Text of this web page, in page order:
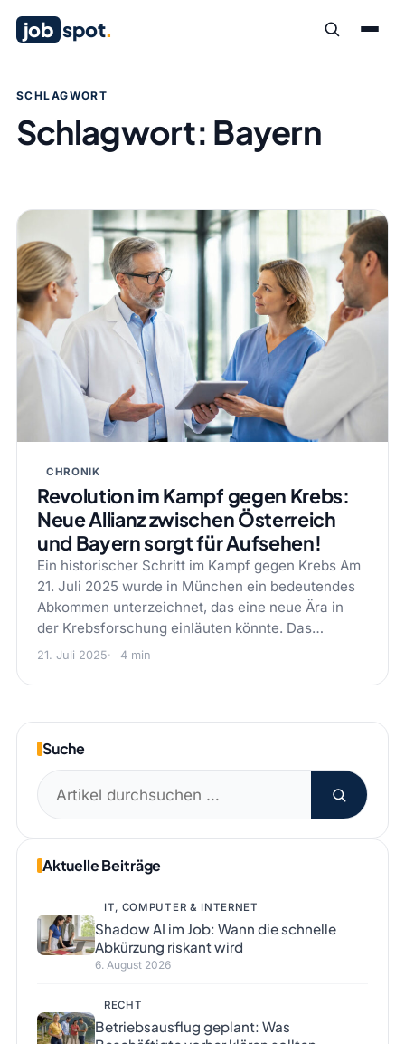
job spot.
SCHLAGWORT
Schlagwort: Bayern
CHRONIK
Revolution im Kampf gegen Krebs:
Neue Allianz zwischen Österreich
und Bayern sorgt für Aufsehen!
Ein historischer Schritt im Kampf gegen Krebs Am
21. Juli 2025 wurde in München ein bedeutendes
Abkommen unterzeichnet, das eine neue Ära in
der Krebsforschung einläuten könnte. Das…
21. Juli 2025 4 min
Suche
Suchen
nach:
Aktuelle Beiträge
IT, COMPUTER & INTERNET
Shadow AI im Job: Wann die schnelle
Abkürzung riskant wird
6. August 2026
RECHT
Betriebsausflug geplant: Was